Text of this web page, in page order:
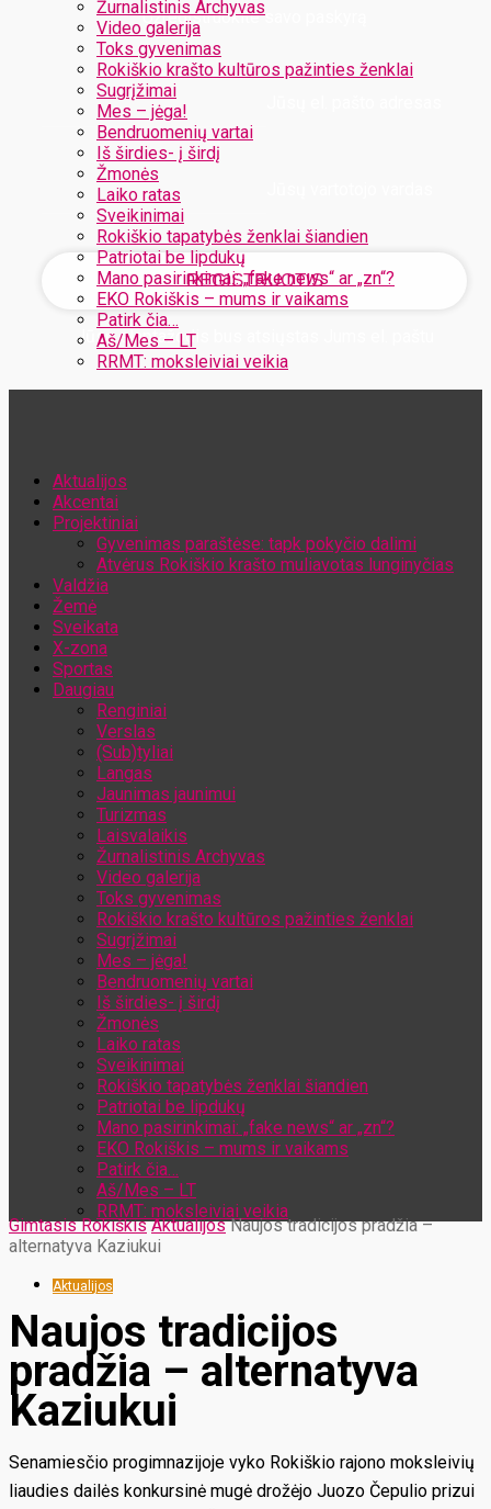
Žurnalistinis Archyvas
Video galerija
Toks gyvenimas
Rokiškio krašto kultūros pažinties ženklai
Sugrįžimai
Mes – jėga!
Bendruomenių vartai
Iš širdies- į širdį
Žmonės
Laiko ratas
Sveikinimai
Rokiškio tapatybės ženklai šiandien
Patriotai be lipdukų
Mano pasirinkimai: „fake news“ ar „zn“?
EKO Rokiškis – mums ir vaikams
Patirk čia…
Aš/Mes – LT
RRMT: moksleiviai veikia
Užregistruokite savo paskyrą
Jūsų slaptažodis bus atsiųstas Jums el. paštu
Aktualijos
Akcentai
Projektiniai
Gyvenimas paraštėse: tapk pokyčio dalimi
Atvėrus Rokiškio krašto muliavotas lunginyčias
Valdžia
Žemė
Sveikata
X-zona
Sportas
Daugiau
Renginiai
Verslas
(Sub)tyliai
Langas
Jaunimas jaunimui
Turizmas
Laisvalaikis
Žurnalistinis Archyvas
Video galerija
Toks gyvenimas
Rokiškio krašto kultūros pažinties ženklai
Sugrįžimai
Mes – jėga!
Bendruomenių vartai
Iš širdies- į širdį
Žmonės
Laiko ratas
Sveikinimai
Rokiškio tapatybės ženklai šiandien
Patriotai be lipdukų
Mano pasirinkimai: „fake news“ ar „zn“?
EKO Rokiškis – mums ir vaikams
Patirk čia…
Aš/Mes – LT
RRMT: moksleiviai veikia
Gimtasis Rokiškis Aktualijos Naujos tradicijos pradžia –
alternatyva Kaziukui
Aktualijos
Naujos tradicijos
pradžia – alternatyva
Kaziukui
Senamiesčio progimnazijoje vyko Rokiškio rajono moksleivių
liaudies dailės konkursinė mugė drožėjo Juozo Čepulio prizui